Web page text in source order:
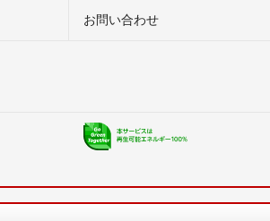
お問い合わせ